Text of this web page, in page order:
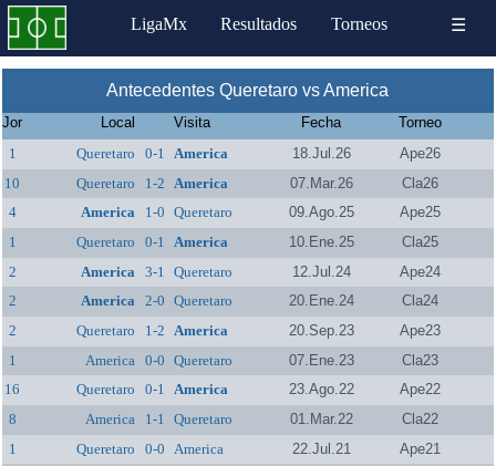
LigaMx Resultados Torneos ☰
Antecedentes Queretaro vs America
Jor Local Visita Fecha
Torneo
1
Queretaro 0-1 America 18.Jul.26
Ape26
10
Queretaro 1-2 America 07.Mar.26
Cla26
4
America 1-0 Queretaro 09.Ago.25
Ape25
1
Queretaro 0-1 America 10.Ene.25
Cla25
2
America 3-1 Queretaro 12.Jul.24
Ape24
2
America 2-0 Queretaro 20.Ene.24
Cla24
2
Queretaro 1-2 America 20.Sep.23
Ape23
1
America 0-0 Queretaro 07.Ene.23
Cla23
16
Queretaro 0-1 America 23.Ago.22
Ape22
8
America 1-1 Queretaro 01.Mar.22
Cla22
1
Queretaro 0-0 America 22.Jul.21
Ape21